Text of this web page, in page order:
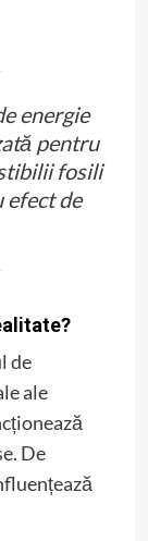
energie
pentru
fosili
efect de
de
ale
De